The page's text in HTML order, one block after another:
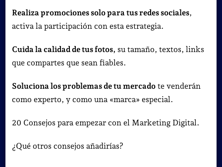
Realiza promociones solo para tus redes sociales,
activa la participación con esta estrategia.
Cuida la calidad de tus fotos, su tamaño, textos, links
que compartes que sean fiables.
Soluciona los problemas de tu mercadote venderán
como experto, y como una «marca» especial.
20 Consejos para empezar con el Marketing Digital.
¿Qué otros consejos añadirías?